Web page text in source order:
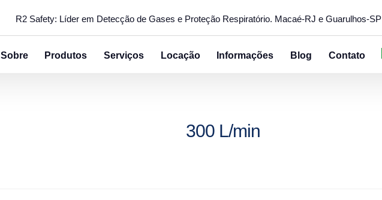
R2 Safety: Líder em Detecção de Gases e Proteção Respiratório. Macaé-RJ e Guarulhos-SP
Sobre Produtos Serviços Locação Informações Blog Contato
300 L/min